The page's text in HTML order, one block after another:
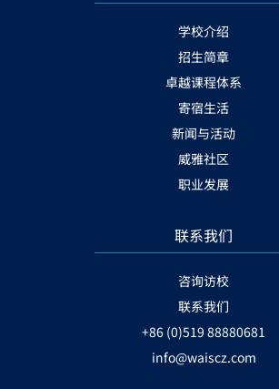
学校介绍
招生简章
卓越课程体系
寄宿生活
新闻与活动
威雅社区
职业发展
联系我们
咨询访校
联系我们
+86 (0)519 88880681
info@waiscz.com